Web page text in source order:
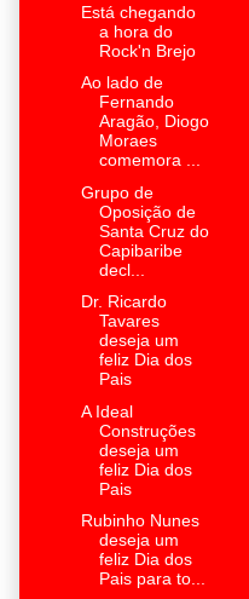
Está chegando
a hora do
Rock'n Brejo
Ao lado de
Fernando
Aragão, Diogo
Moraes
comemora ...
Grupo de
Oposição de
Santa Cruz do
Capibaribe
decl...
Dr. Ricardo
Tavares
deseja um
feliz Dia dos
Pais
A Ideal
Construções
deseja um
feliz Dia dos
Pais
Rubinho Nunes
deseja um
feliz Dia dos
Pais para to...